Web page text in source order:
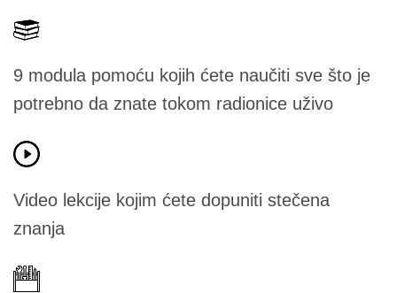
9 modula pomoću kojih ćete naučiti sve što je
potrebno da znate tokom radionice uživo
Video lekcije kojim ćete dopuniti stečena
znanja